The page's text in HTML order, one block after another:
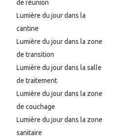
de réunion
Lumière du jour dans la
cantine
Lumière du jour dans la zone
de transition
Lumière du jour dans la salle
de traitement
Lumière du jour dans la zone
de couchage
Lumière du jour dans la zone
sanitaire